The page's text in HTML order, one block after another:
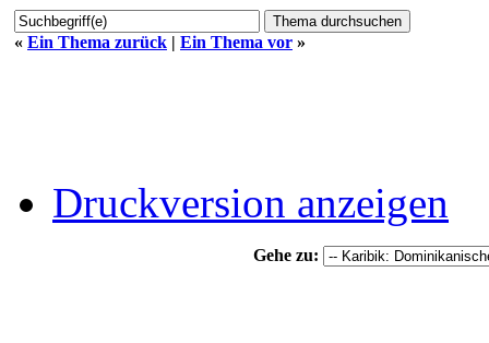
« Ein Thema zurück | Ein Thema vor »
Druckversion anzeigen
Gehe zu: